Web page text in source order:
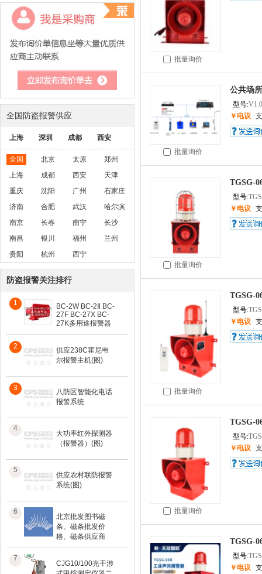
全国防盗报警供应
上海 深圳 成都 西安
全国 北京 太原
郑州
上海
成都 西安
天津
重庆
沈阳 广州
石家庄
济南
合肥 武汉
哈尔滨
南京
长春 南宁
长沙
南昌
银川 福州
兰州
贵阳
杭州 西宁
防盗报警关注排行
1
BC-2W BC-2Ⅱ BC-
27F BC-27X BC-
27K多用途报警器
2
供应238C霍尼韦
尔报警主机(图)
3
八防区智能化电话
报警系统
4
大功率红外探测器
（报警器）(图)
5
供应农村联防报警
系统(图)
6
北京批发图书磁
条、磁条批发价
格、磁条供应商
7
CJG10/100光干涉
批量询价
批量询价
公共场
型号:V1.0
￥电议
批量询价
TGSG-
型号:
￥电议
批量询价
TGSG-
型号:
￥电议
批量询价
TGSG-
型号:
￥电议
TGSG-
型号:
￥电议